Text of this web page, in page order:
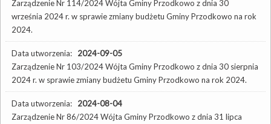
Zarządzenie Nr 114/2024 Wójta Gminy Przodkowo z dnia 30
września 2024 r. w sprawie zmiany budżetu Gminy Przodkowo na rok
2024.
Data utworzenia: 2024-09-05
Zarządzenie Nr 103/2024 Wójta Gminy Przodkowo z dnia 30 sierpnia
2024 r. w sprawie zmiany budżetu Gminy Przodkowo na rok 2024.
Data utworzenia: 2024-08-04
Zarządzenie Nr 86/2024 Wójta Gminy Przodkowo z dnia 31 lipca